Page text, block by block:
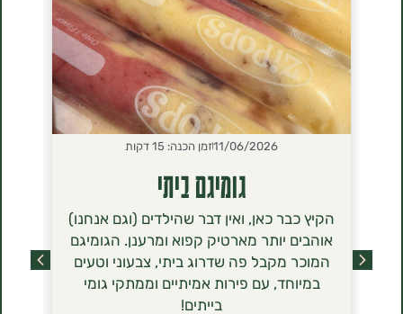
11/06/2026זמן הכנה: 15 דקות
גומיגם ביתי
הקיץ כבר כאן, ואין דבר שהילדים (וגם אנחנו)
אוהבים יותר מארטיק קפוא ומרענן. הגומיגם
המוכר מקבל פה שדרוג ביתי, צבעוני וטעים
במיוחד, עם פירות אמיתיים וממתקי גומי
מסתם